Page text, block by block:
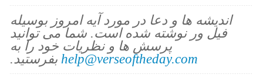
اندیشه ها و دعا در مورد آیه امروز بوسیله
فیل ور نوشته شده است. شما می توانید
پرسش ها و نظریات خود را به
help@verseoftheday.com بفرستید.